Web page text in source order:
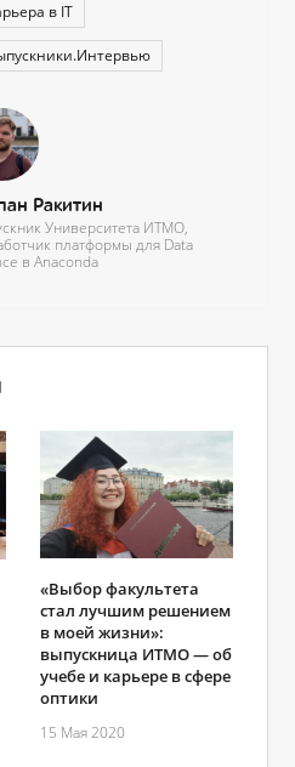
в IT
Ракитин
Университета ИТМО,
платформы для Data
в Anaconda
«Выбор факультета
стал лучшим решением
в моей жизни»:
выпускница ИТМО ― об
учебе и карьере в сфере
оптики
15 Мая 2020